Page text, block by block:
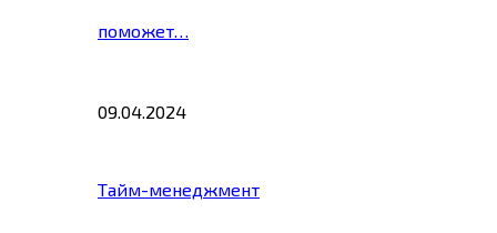
поможет…
09.04.2024
Тайм-менеджмент